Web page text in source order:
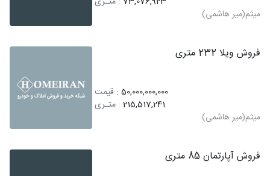
میثم(میر هاشمی)
فروش ویلا 232 متری
50,000,000,000 : قیمت
215,517,241 : متـری
میثم(میر هاشمی)
فروش آپارتمان 85 متری